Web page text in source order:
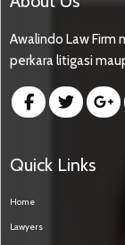
Awalindo Law Firm
perkara litigasi
Quick Links
Home
Lawyers